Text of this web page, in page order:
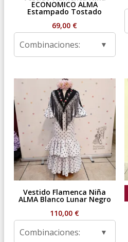
ECONOMICO ALMA
Estampado Tostado
69,00 €
Combinaciones:
Vestido Flamenca Niña
ALMA Blanco Lunar Negro
110,00 €
Combinaciones: